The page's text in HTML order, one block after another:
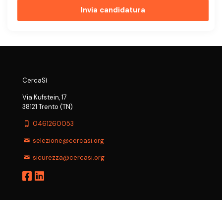
Invia candidatura
CercaSì
Via Kufstein, 17
38121 Trento (TN)
0461260053
selezione@cercasi.org
sicurezza@cercasi.org